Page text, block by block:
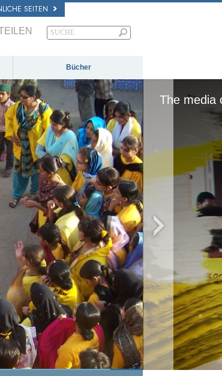
SEITEN
Bücher
failed or because the
Leidenschaft zu Helfen
Video anschauen